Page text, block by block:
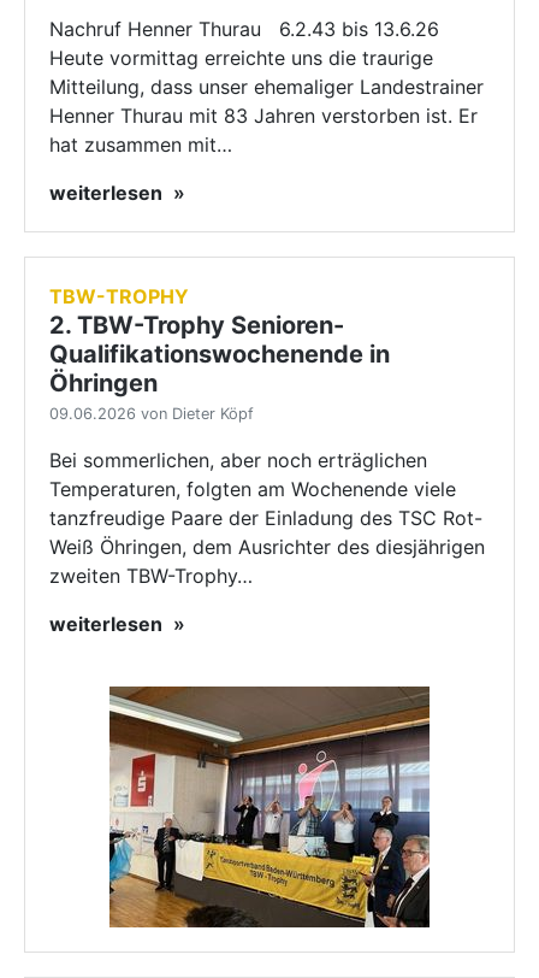
Nachruf Henner Thurau 6.2.43 bis 13.6.26
Heute vormittag erreichte uns die traurige
Mitteilung, dass unser ehemaliger Landestrainer
Henner Thurau mit 83 Jahren verstorben ist. Er
hat zusammen mit…
weiterlesen
TBW-TROPHY
2. TBW-Trophy Senioren-
Qualifikationswochenende in
Öhringen
09.06.2026 von Dieter Köpf
Bei sommerlichen, aber noch erträglichen
Temperaturen, folgten am Wochenende viele
tanzfreudige Paare der Einladung des TSC Rot-
Weiß Öhringen, dem Ausrichter des diesjährigen
zweiten TBW-Trophy…
weiterlesen